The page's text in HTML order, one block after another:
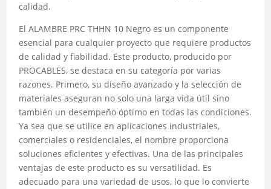
calidad.
El ALAMBRE PRC THHN 10 Negro es un componente
esencial para cualquier proyecto que requiere productos
de calidad y fiabilidad. Este producto, producido por
PROCABLES, se destaca en su categoría por varias
razones. Primero, su diseño avanzado y la selección de
materiales aseguran no solo una larga vida útil sino
también un desempeño óptimo en todas las condiciones.
Ya sea que se utilice en aplicaciones industriales,
comerciales o residenciales, el nombre proporciona
soluciones eficientes y efectivas. Una de las principales
ventajas de este producto es su versatilidad. Es
adecuado para una variedad de usos, lo que lo convierte